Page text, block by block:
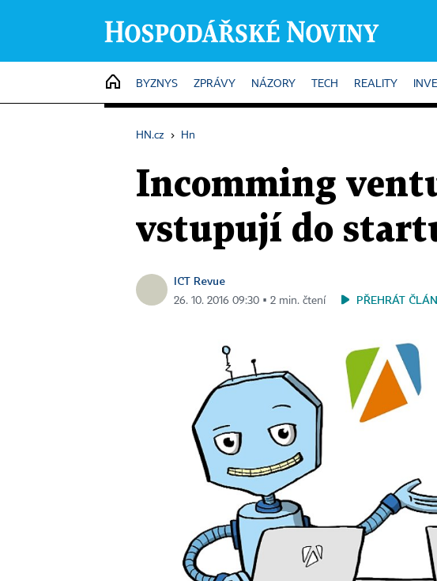
HOME
BYZNYS ZPRÁVY NÁZORY TECH REALITY
HN.cz › Hn
Incomming
vstupují do
ICT Revue
26. 10. 2016 09:30 ▪ 2 min. čtení PŘEHRÁT